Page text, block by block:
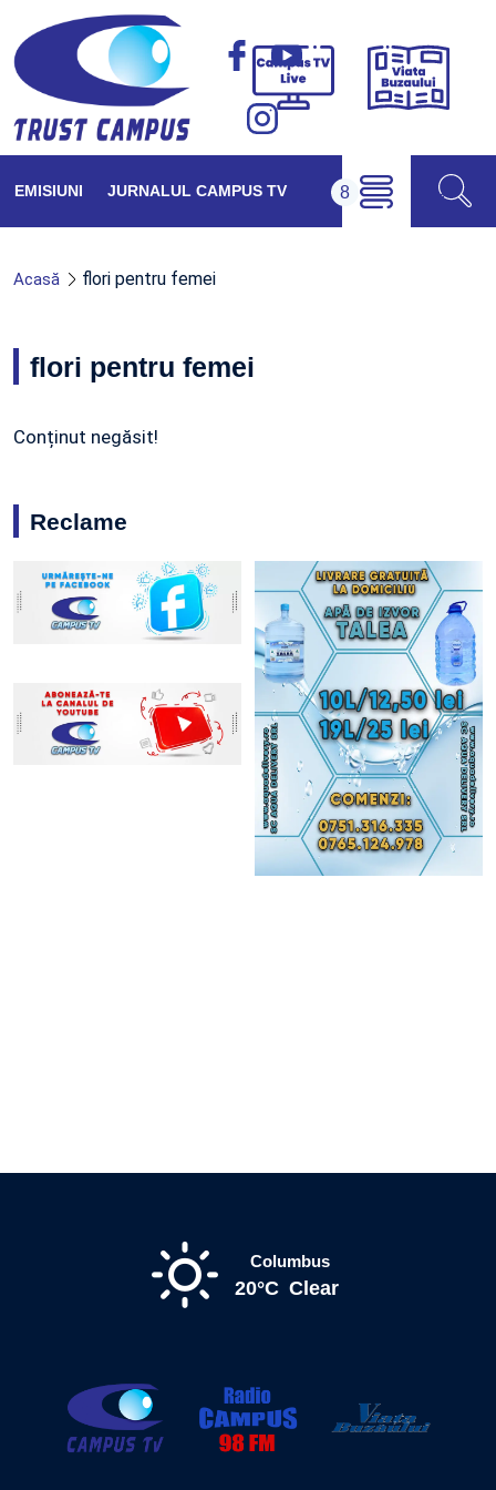
Campus
Viața
EMISIUNI JURNALUL CAMPUS TV
Acasă flori pentru femei
flori pentru femei
Conținut negăsit!
Reclame
Columbus
20°C Clear